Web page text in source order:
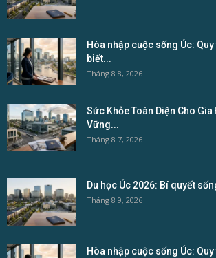
Hòa nhập cuộc sống Úc:
biết...
Tháng 8 8, 2026
Sức Khỏe Toàn Diện Cho
Vững...
Tháng 8 7, 2026
Du học Úc 2026: Bí quyết
Tháng 8 9, 2026
Hòa nhập cuộc sống Úc: